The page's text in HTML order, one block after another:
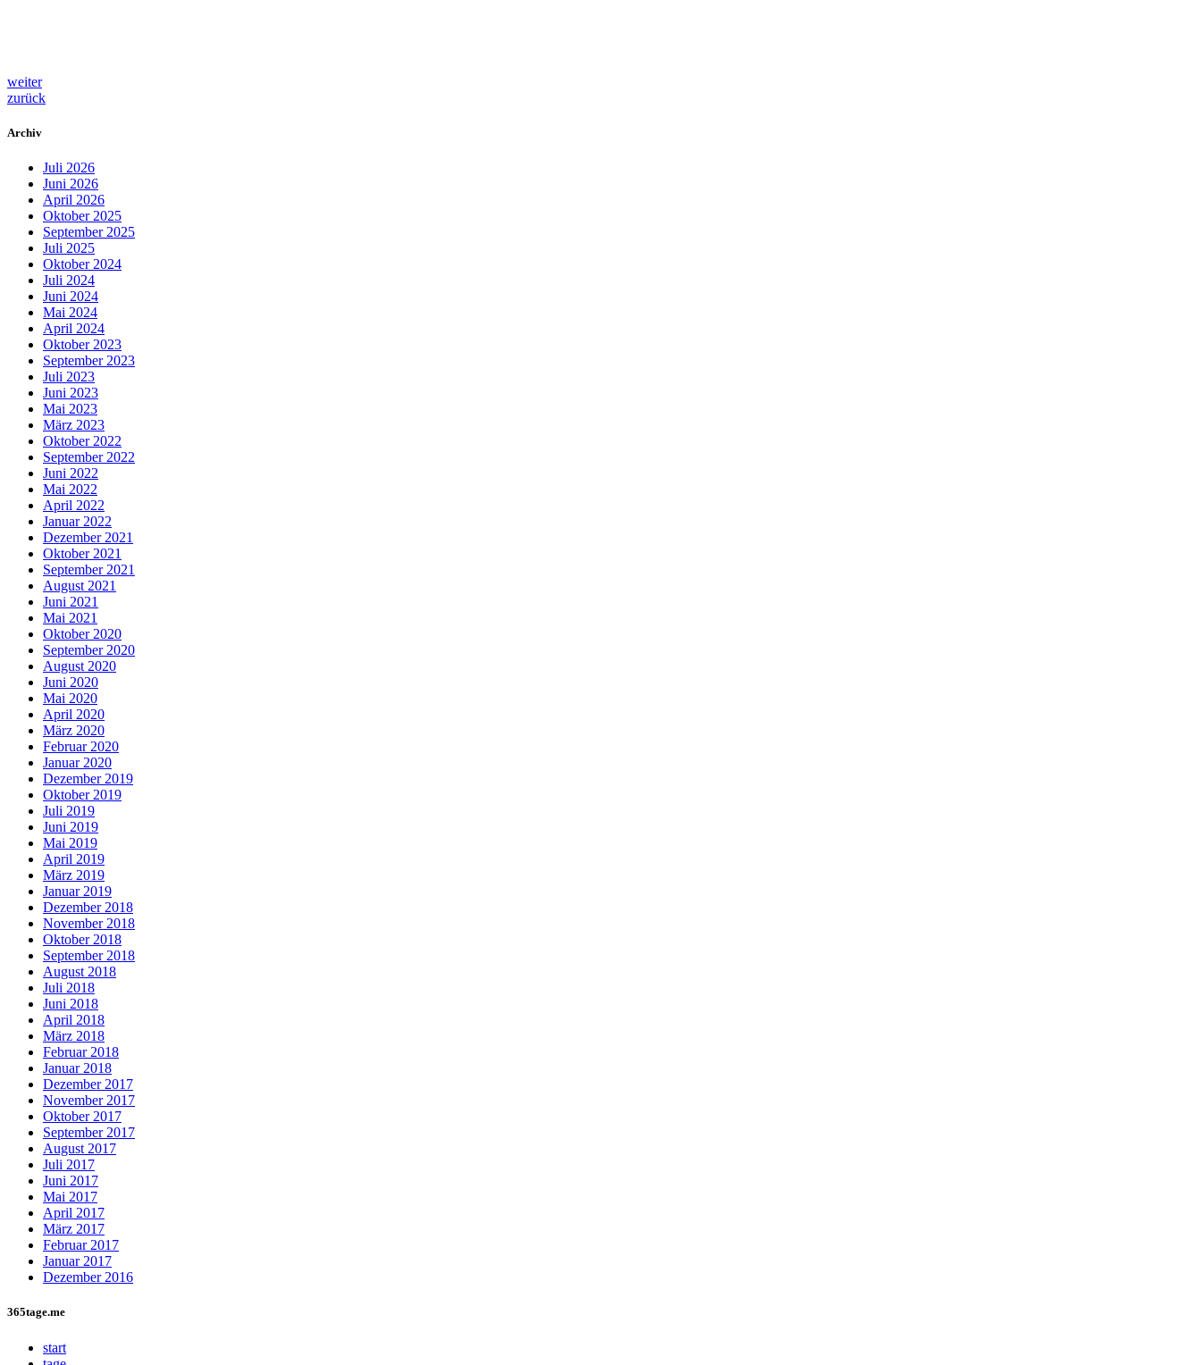
weiter
zurück
Archiv
Juli 2026
Juni 2026
April 2026
Oktober 2025
September 2025
Juli 2025
Oktober 2024
Juli 2024
Juni 2024
Mai 2024
April 2024
Oktober 2023
September 2023
Juli 2023
Juni 2023
Mai 2023
März 2023
Oktober 2022
September 2022
Juni 2022
Mai 2022
April 2022
Januar 2022
Dezember 2021
Oktober 2021
September 2021
August 2021
Juni 2021
Mai 2021
Oktober 2020
September 2020
August 2020
Juni 2020
Mai 2020
April 2020
März 2020
Februar 2020
Januar 2020
Dezember 2019
Oktober 2019
Juli 2019
Juni 2019
Mai 2019
April 2019
März 2019
Januar 2019
Dezember 2018
November 2018
Oktober 2018
September 2018
August 2018
Juli 2018
Juni 2018
April 2018
März 2018
Februar 2018
Januar 2018
Dezember 2017
November 2017
Oktober 2017
September 2017
August 2017
Juli 2017
Juni 2017
Mai 2017
April 2017
März 2017
Februar 2017
Januar 2017
Dezember 2016
365tage.me
start